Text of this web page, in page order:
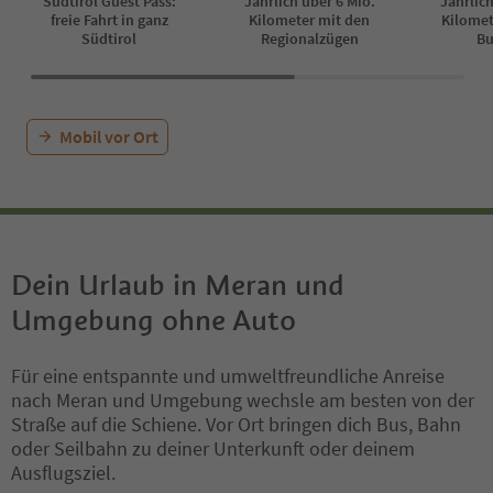
freie Fahrt in ganz
Südtirol
Kilometer mit den
Regionalzügen
Mobil vor Ort
Dein Urlaub in Meran und
Umgebung ohne Auto
Für eine entspannte und umweltfreundliche Anreise
nach Meran und Umgebung wechsle am besten von der
Straße auf die Schiene. Vor Ort bringen dich Bus, Bahn
oder Seilbahn zu deiner Unterkunft oder deinem
Ausflugsziel.